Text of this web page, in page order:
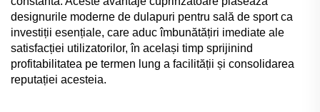
designurile moderne de dulapuri pentru sală de sport ca
investiții esențiale, care aduc îmbunătățiri imediate ale
satisfacției utilizatorilor, în același timp sprijinind
profitabilitatea pe termen lung a facilității și consolidarea
reputației acesteia.